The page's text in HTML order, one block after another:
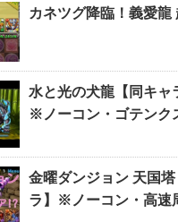
カネツグ降臨！義愛
水と光の犬龍【同キ
※ノーコン・ゴテンク
金曜ダンジョン 天国
ラ】※ノーコン・高速